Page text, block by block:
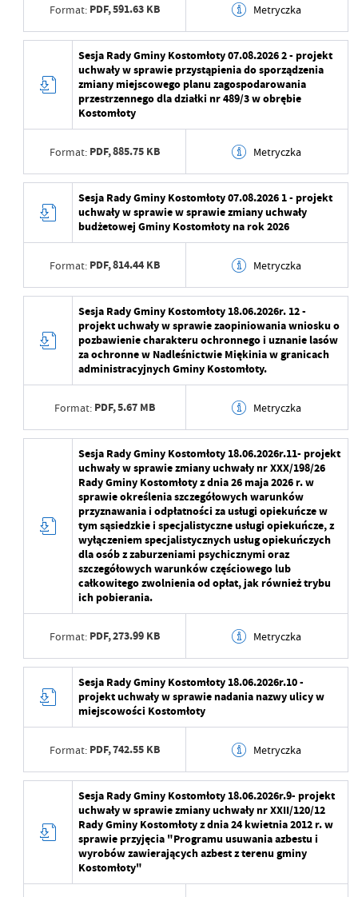
Data ostatniej
aktualizacji
2026-08-06 11:29:02
Ostatnio zaktualizował Maja Żurawek
Format: PDF,591.63 KB Metryczka
Wytworzył
Data opublikowania 2026-08-06 11:25:25
Data ostatniej
aktualizacji
2026-08-06 11:29:04
Ostatnio zaktualizował Maja Żurawek
Sesja Rady Gminy Kostomłoty 07.08.2026 2 - projekt
uchwały w sprawie przystąpienia do sporządzenia
zmiany miejscowego planu zagospodarowania
przestrzennego dla działki nr 489/3 w obrębie
Kostomłoty
Format: PDF,885.75 KB Metryczka
Wytworzył
Data ostatniej
aktualizacji
2026-08-06 11:29:06
Ostatnio zaktualizował Maja Żurawek
Sesja Rady Gminy Kostomłoty 07.08.2026 1 - projekt
uchwały w sprawie w sprawie zmiany uchwały
budżetowej Gminy Kostomłoty na rok 2026
Format: PDF,814.44 KB Metryczka
Wytworzył
Data opublikowania 2026-08-06 11:28:55
Data ostatniej
aktualizacji
2026-08-06 11:29:06
Ostatnio zaktualizował Maja Żurawek
Sesja Rady Gminy Kostomłoty 18.06.2026r. 12 -
projekt uchwały w sprawie zaopiniowania wniosku o
pozbawienie charakteru ochronnego i uznanie lasów
za ochronne w Nadleśnictwie Miękinia w granicach
administracyjnych Gminy Kostomłoty.
Format: PDF,5.67 MB Metryczka
Wytworzył
Data opublikowania 2026-06-16 13:20:27
Opublikował Rafał Czarnecki
Data ostatniej
aktualizacji
2026-06-16 13:20:27
Ostatnio zaktualizował Rafał Czarnecki
Sesja Rady Gminy Kostomłoty 18.06.2026r.11- projekt
uchwały w sprawie zmiany uchwały nr XXX/198/26
Rady Gminy Kostomłoty z dnia 26 maja 2026 r. w
sprawie określenia szczegółowych warunków
przyznawania i odpłatności za usługi opiekuńcze w
tym sąsiedzkie i specjalistyczne usługi opiekuńcze, z
wyłączeniem specjalistycznych usług opiekuńczych
dla osób z zaburzeniami psychicznymi oraz
szczegółowych warunków częściowego lub
całkowitego zwolnienia od opłat, jak również trybu
ich pobierania.
Format: PDF,273.99 KB Metryczka
Wytworzył
Data ostatniej
aktualizacji
2026-06-16 13:19:53
Ostatnio zaktualizował Rafał Czarnecki
Sesja Rady Gminy Kostomłoty 18.06.2026r.10 -
projekt uchwały w sprawie nadania nazwy ulicy w
miejscowości Kostomłoty
Format: PDF,742.55 KB Metryczka
Wytworzył
Data opublikowania 2026-06-16 13:19:27
Opublikował Rafał Czarnecki
Sesja Rady Gminy Kostomłoty 18.06.2026r.9- projekt
uchwały w sprawie zmiany uchwały nr XXII/120/12
Rady Gminy Kostomłoty z dnia 24 kwietnia 2012 r. w
sprawie przyjęcia "Programu usuwania azbestu i
wyrobów zawierających azbest z terenu gminy
Kostomłoty"